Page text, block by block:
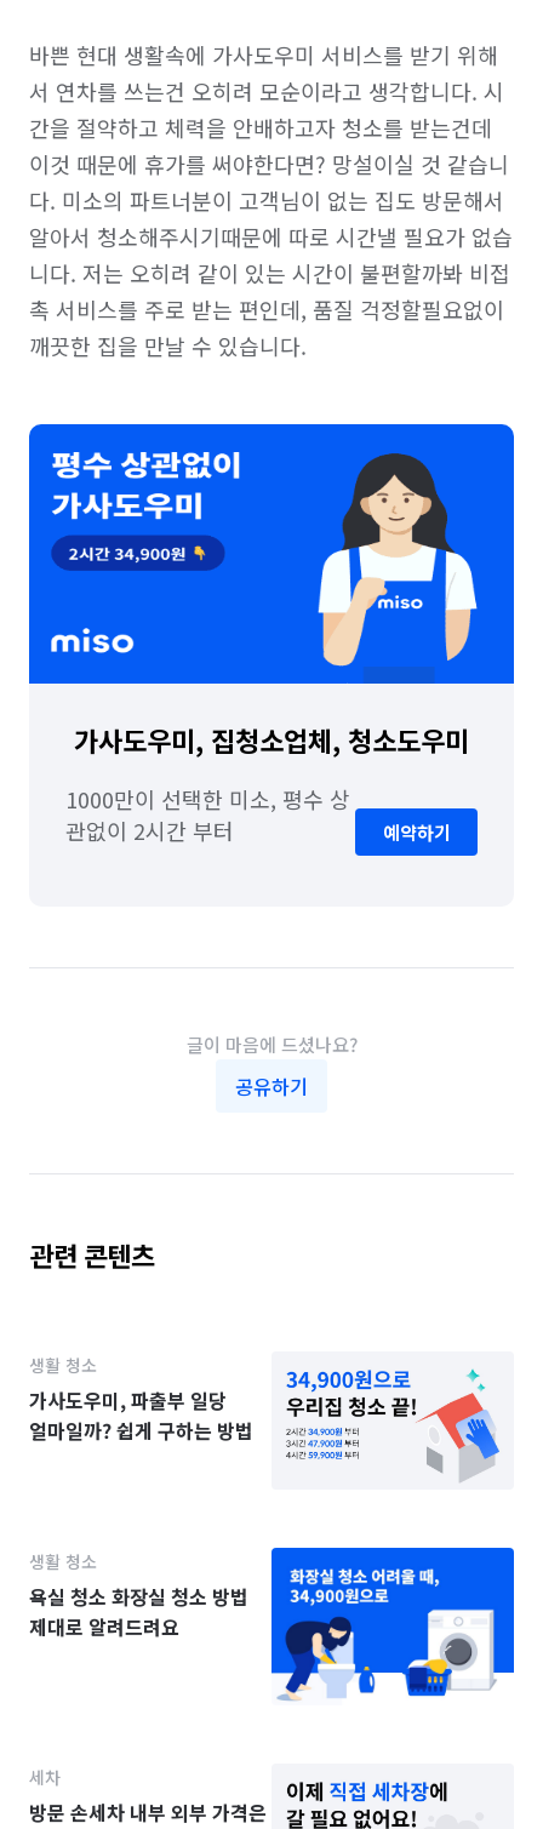
바쁜 현대 생활속에 가사도우미 서비스를 받기 위해
서 연차를 쓰는건 오히려 모순이라고 생각합니다. 시
간을 절약하고 체력을 안배하고자 청소를 받는건데
이것 때문에 휴가를 써야한다면? 망설이실 것 같습니
다. 미소의 파트너분이 고객님이 없는 집도 방문해서
알아서 청소해주시기때문에 따로 시간낼 필요가 없습
니다. 저는 오히려 같이 있는 시간이 불편할까봐 비접
촉 서비스를 주로 받는 편인데, 품질 걱정할필요없이
가사도우미, 집청소업체, 청소도우미
1000만이 선택한 미소, 평수 상
관없이 2시간 부터
예약하기
글이 마음에 드셨나요?
공유하기
관련 콘텐츠
생활 청소
가사도우미, 파출부 일당
얼마일까? 쉽게 구하는 방법
생활 청소
욕실 청소 화장실 청소 방법
제대로 알려드려요
세차
방문 손세차 내부 외부 가격은